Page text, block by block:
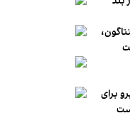
برای